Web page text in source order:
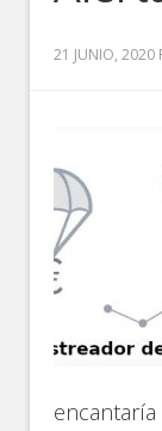
21 JUNIO, 2020